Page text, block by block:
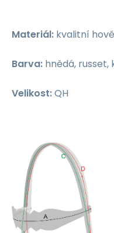
Materiál: kvalitní
Barva: hnědá,
Velikost:QH